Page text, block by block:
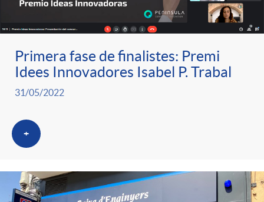
Primera fase de finalistes: Premi
Idees Innovadores Isabel P. Trabal
31/05/2022
+